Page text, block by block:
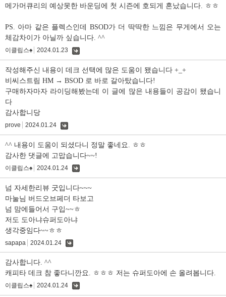
메가머큐리의 예상못한 바운딩에 첫 시즌에 호되게 혼났습니다. ㅎㅎ
PS. 아마 같은 플렉스인데 BSOD가 더 딱딱한 느낌은 무게에서 오는
체감차이가 아닐까 싶습니다. ^^
이클립스♠ 2024.01.23
작성해주신 내용이 데크 선택에 많은 도움이 됐습니다 +_+
비씨스트림 HM → BSOD 로 바로 갈아탔습니다!
구매하자마자 라이딩해봤는데 이 글에 많은 내용들이 공감이 됐습니
다
감사합니당
prove 2024.01.24
^^ 내용이 도움이 되셨다니 정말 좋네요. ㅎㅎ
감사한 댓글에 고맙습니다~~!
이클립스♠ 2024.01.24
넘 자세한리뷰 굿입니다~~~
마눌님 버드오브페더 타보고
넘 맘에들어서 구입~~ㅎ
저도 도아냐슈퍼도아냐
생각중임다~~ㅎㅎ
sapapa 2024.01.24
감사합니다. ^^
캐피타 데크 참 좋다니깐요. ㅎㅎㅎ 저는 슈퍼도아에 손 올려봅니다.
이클립스♠ 2024.01.24